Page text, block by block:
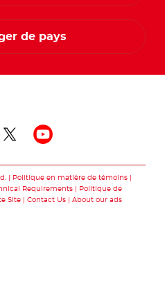
de pays
Politique en matière de témoins
Requirements
Politique de
Site Contact Us About our ads